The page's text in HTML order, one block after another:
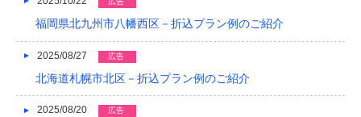
2018/07
2018/06
2018/05
福岡県北九州市八幡西区－折込プラン例のご紹介
2025/08/27 広告
北海道札幌市北区－折込プラン例のご紹介
2025/08/20 広告